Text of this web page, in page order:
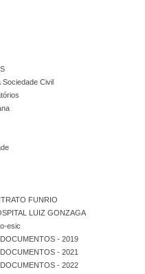
Civil
FUNRIO
LUIZ GONZAGA
esic
- 2019
- 2021
- 2022